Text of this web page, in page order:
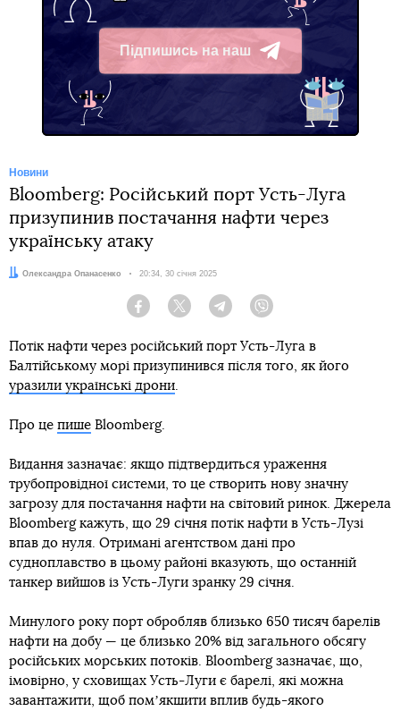
Підпишись на наш
Telegram
Новини
Bloomberg: Російський порт Усть-Луга
призупинив постачання нафти через
українську атаку
Автор:
Олександра Опанасенко Дата:
20:34, 30 січня 2025
Facebook Twitter Telegram
Потік нафти через російський порт Усть-Луга в
Балтійському морі призупинився після того, як його
уразили українські дрони.
Про це пише Bloomberg.
Видання зазначає: якщо підтвердиться ураження
трубопровідної системи, то це створить нову значну
загрозу для постачання нафти на світовий ринок. Джерела
Bloomberg кажуть, що 29 січня потік нафти в Усть-Лузі
впав до нуля. Отримані агентством дані про
судноплавство в цьому районі вказують, що останній
танкер вийшов із Усть-Луги зранку 29 січня.
Минулого року порт обробляв близько 650 тисяч барелів
нафти на добу — це близько 20% від загального обсягу
російських морських потоків. Bloomberg зазначає, що,
імовірно, у сховищах Усть-Луги є барелі, які можна
завантажити, щоб помʼякшити вплив будь-якого